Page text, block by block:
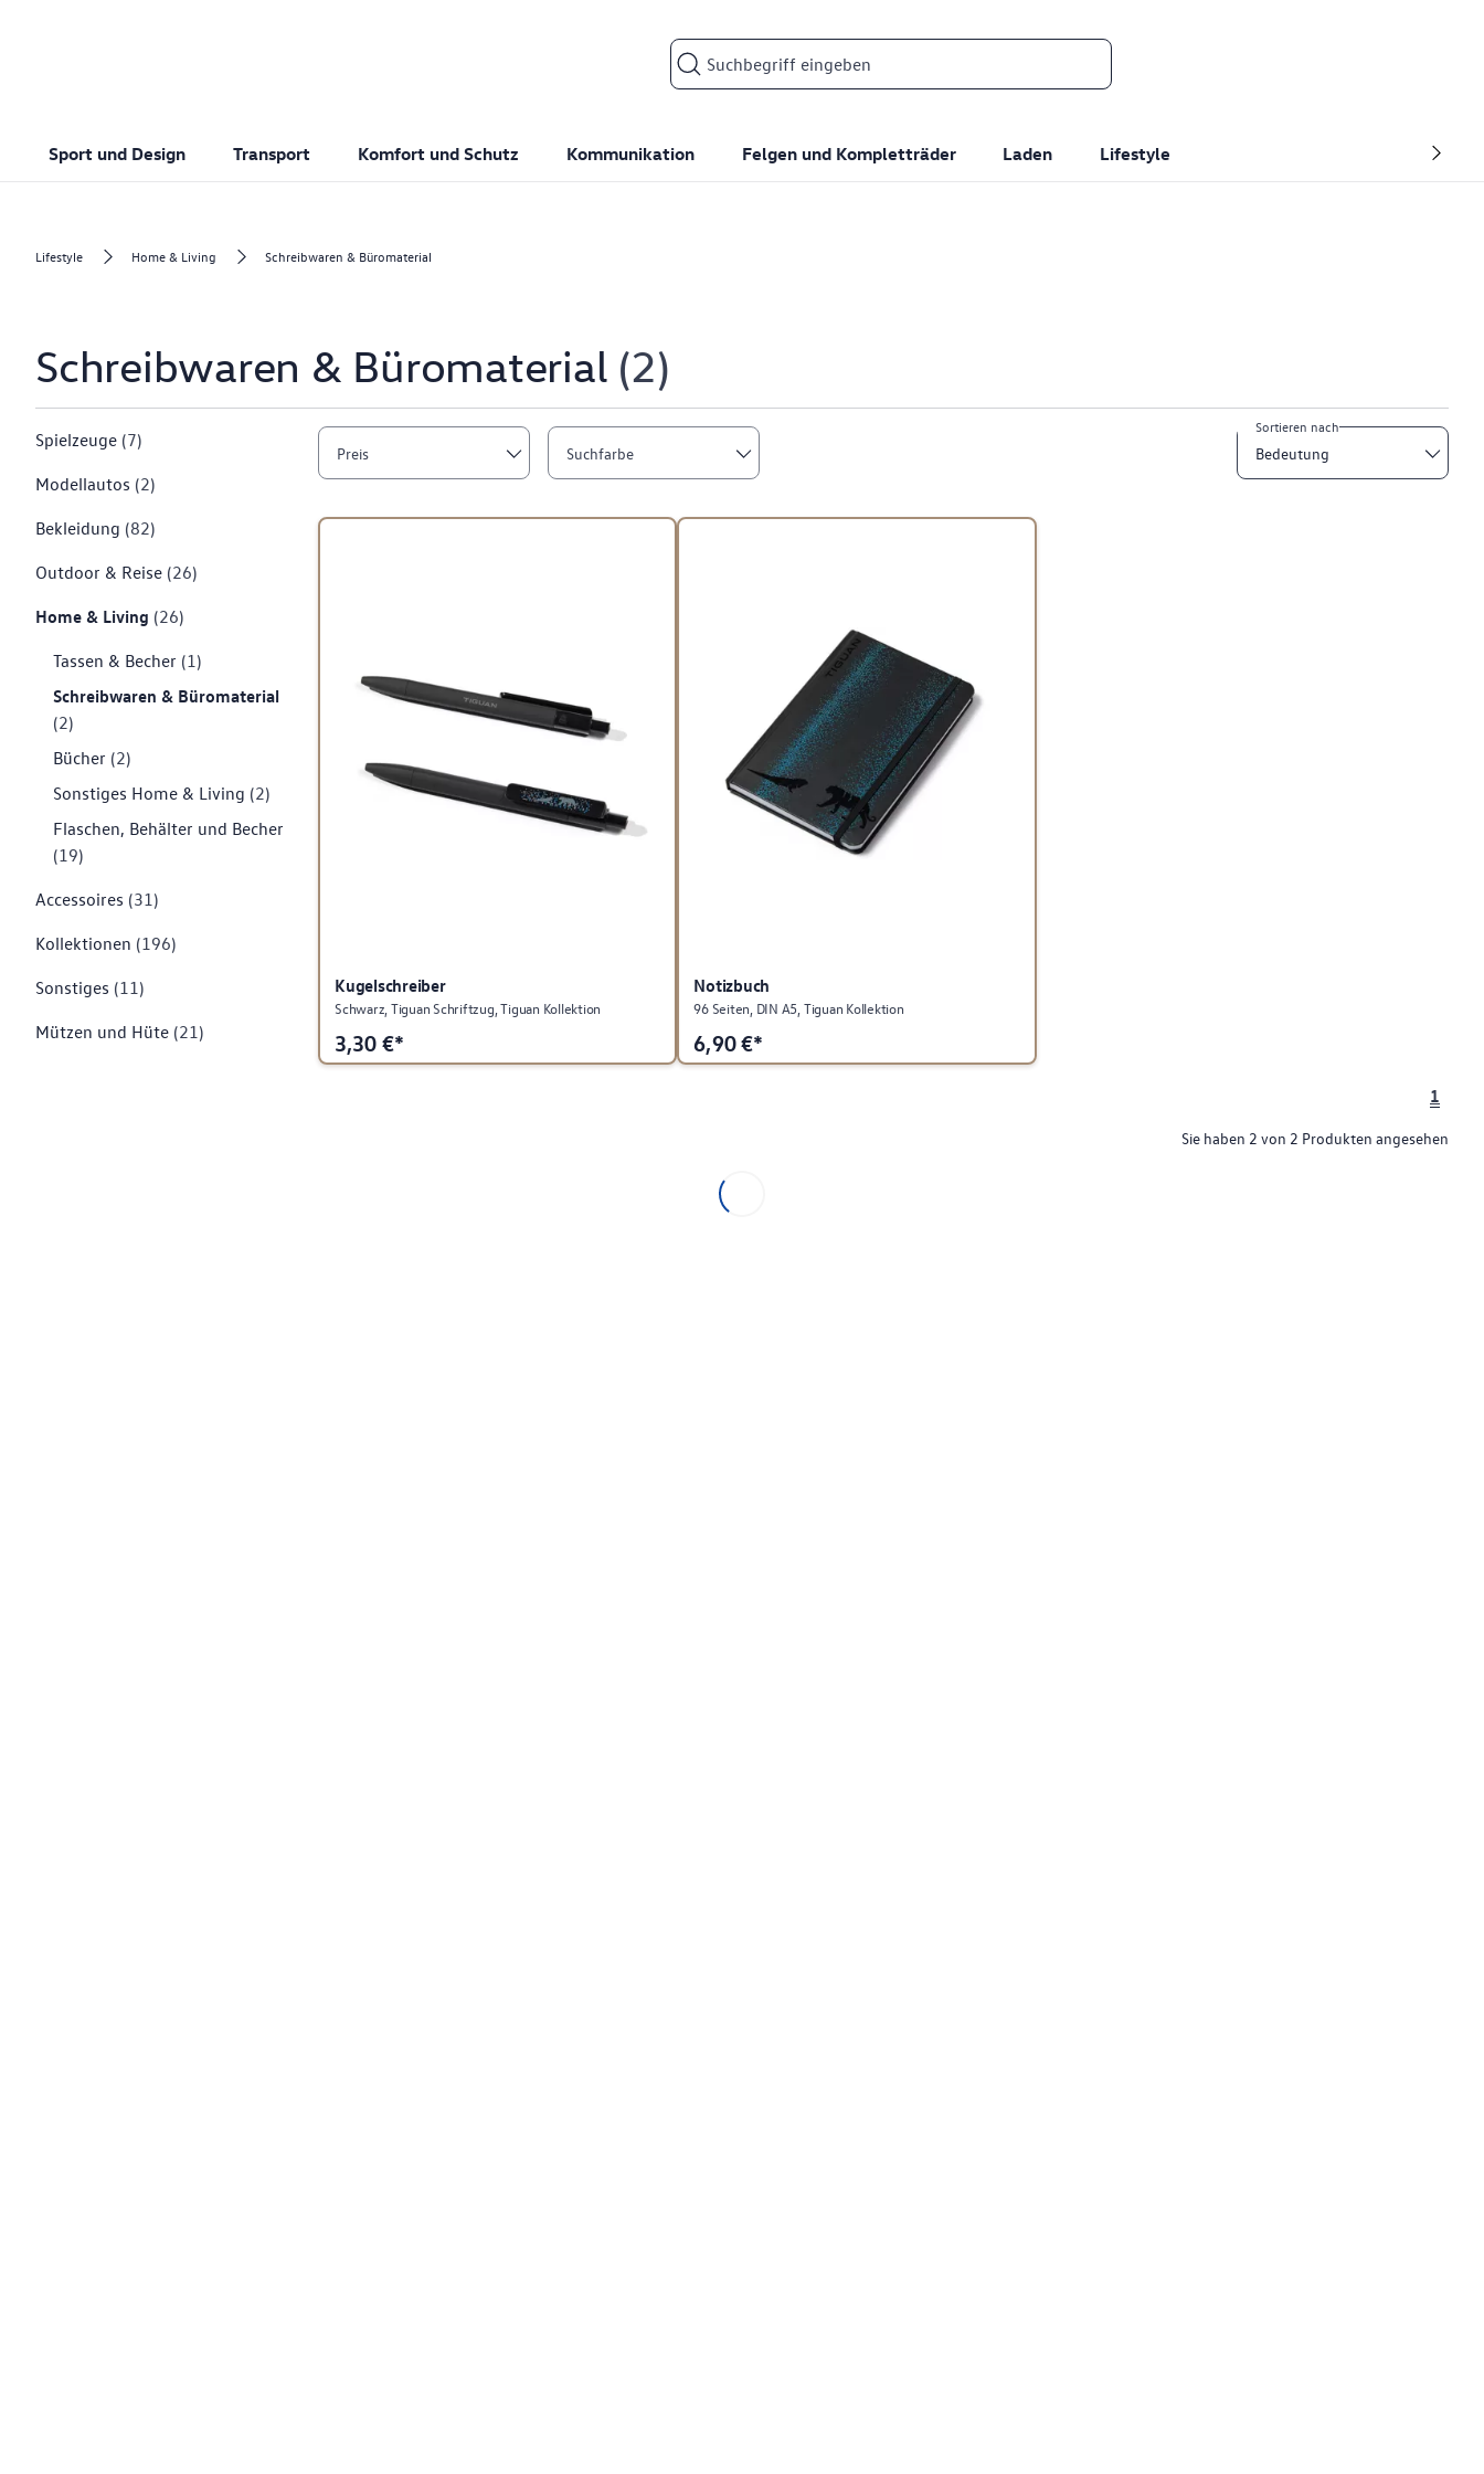
Suchfeld
Sport und Design Transport Komfort und Schutz Kommunikation Felgen und Kompletträder Laden Lifestyle
Lifestyle Home & Living Schreibwaren & Büromaterial
Schreibwaren & Büromaterial 2
Spielzeuge (7)
Modellautos (2)
Bekleidung (82)
Outdoor & Reise (26)
Home & Living (26)
Tassen & Becher (1)
Schreibwaren & Büromaterial
(2)
Bücher (2)
Sonstiges Home & Living (2)
Flaschen, Behälter und Becher
(19)
Accessoires (31)
Kollektionen (196)
Sonstiges (11)
Mützen und Hüte (21)
Preis Suchfarbe
Sortieren nach
Bedeutung
Kugelschreiber
Schwarz, Tiguan Schriftzug, Tiguan Kollektion
3,30 €*
Notizbuch
96 Seiten, DIN A5, Tiguan Kollektion
6,90€*
1
Sie haben 2 von 2 Produkten angesehen